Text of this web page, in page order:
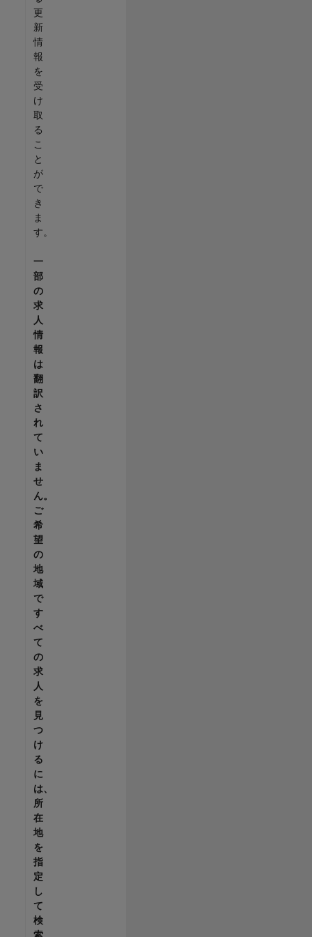
更
新
情
報
を
受
け
取
る
こ
と
が
で
き
ま
す。
一
部
の
求
人
情
報
は
翻
訳
さ
れ
て
い
ま
せ
ん。
ご
希
望
の
地
域
で
す
べ
て
の
求
人
を
見
つ
け
る
に
は、
所
在
地
を
指
定
し
て
検